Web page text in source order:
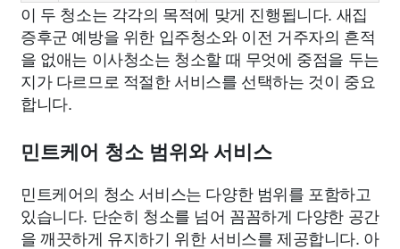
이 두 청소는 각각의 목적에 맞게 진행됩니다. 새집
증후군 예방을 위한 입주청소와 이전 거주자의 흔적
을 없애는 이사청소는 청소할 때 무엇에 중점을 두는
지가 다르므로 적절한 서비스를 선택하는 것이 중요
합니다.
민트케어 청소 범위와 서비스
민트케어의 청소 서비스는 다양한 범위를 포함하고
있습니다. 단순히 청소를 넘어 꼼꼼하게 다양한 공간
을 깨끗하게 유지하기 위한 서비스를 제공합니다. 아